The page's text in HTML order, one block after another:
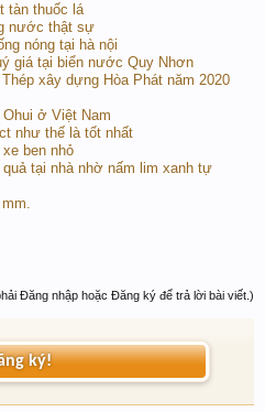
tàn thuốc lá
nước thật sự
nóng tại hà nội
giá tại biển nước Quy Nhơn
xây dựng Hòa Phát năm 2020
ở Việt Nam
như thế là tốt nhất
ben nhỏ
tại nhà nhờ nấm lim xanh tự
Đăng nhập hoặc Đăng ký để trả lời bài viết.)
ký!